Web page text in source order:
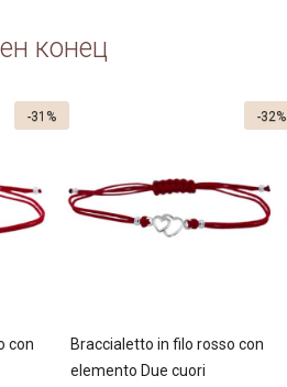
конец
con
-31%
Braccialetto in filo rosso con
elemento Due cuori
-32%